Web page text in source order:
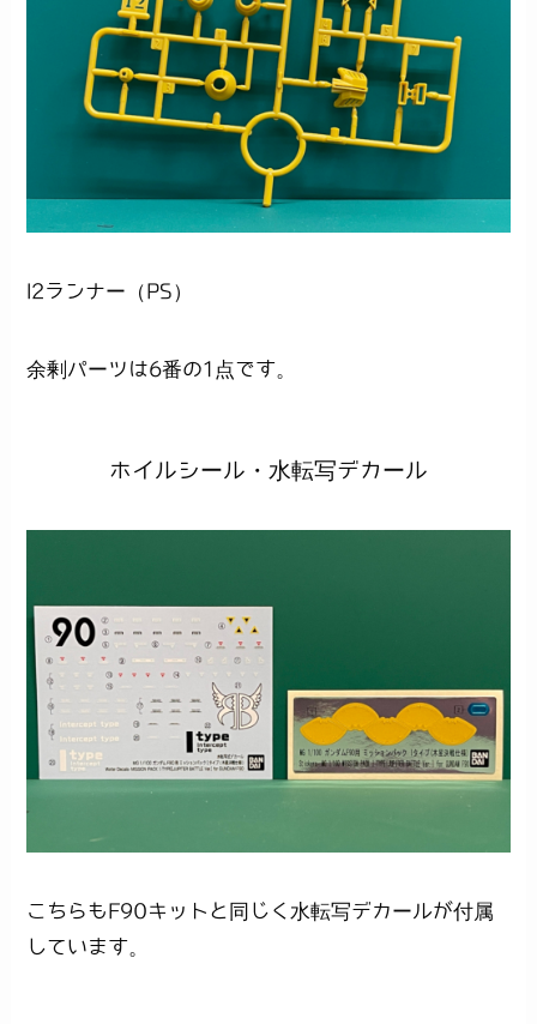
I2ランナー（PS）
余剰パーツは6番の1点です。
ホイルシール・水転写デカール
こちらもF90キットと同じく水転写デカールが付属
しています。